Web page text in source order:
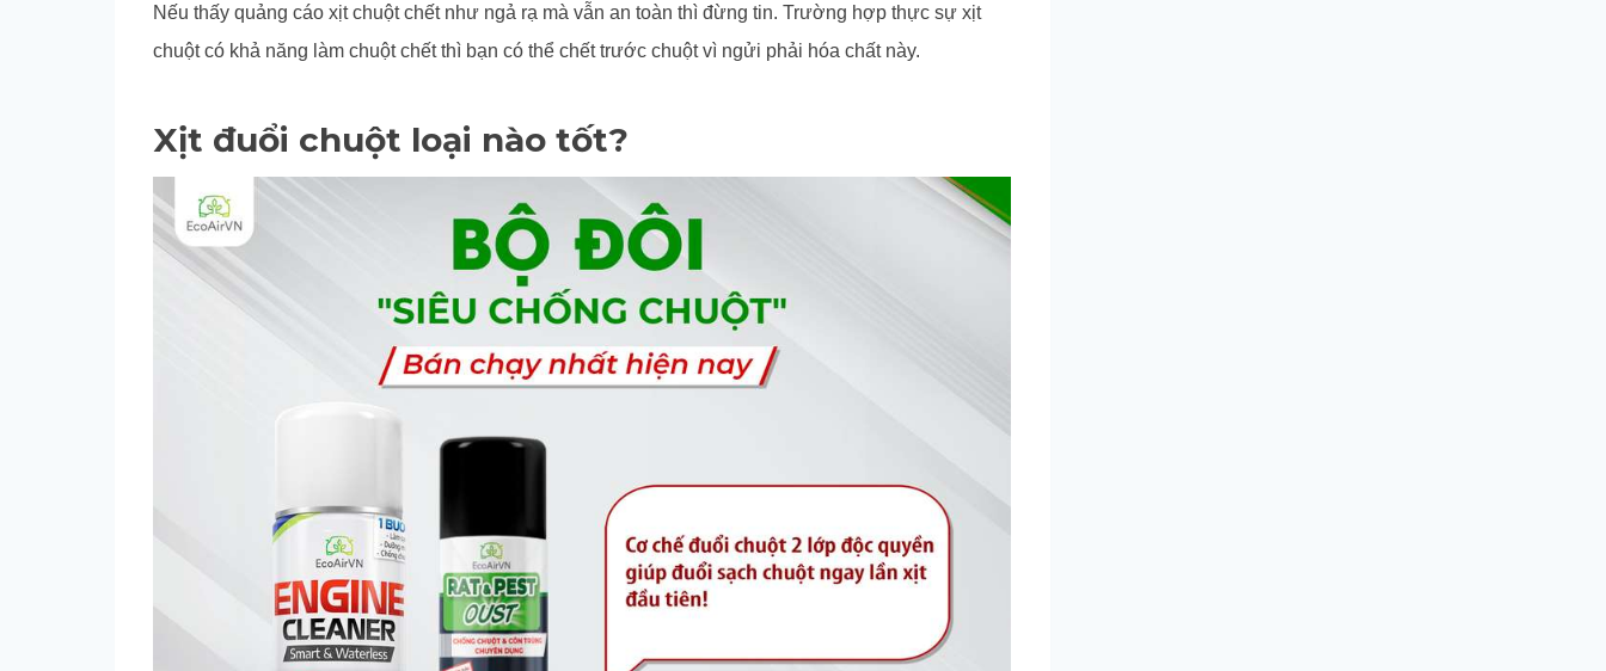
Nếu thấy quảng cáo xịt chuột chết như ngả rạ mà vẫn an toàn thì đừng tin. Trường hợp thực sự xịt
chuột có khả năng làm chuột chết thì bạn có thể chết trước chuột vì ngửi phải hóa chất này.
Xịt đuổi chuột loại nào tốt?